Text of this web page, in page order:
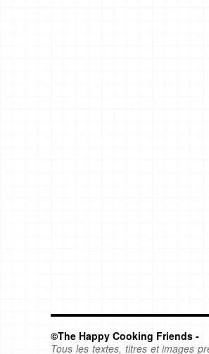
©The Happy Cooking Friends -
Tous les textes, titres et images